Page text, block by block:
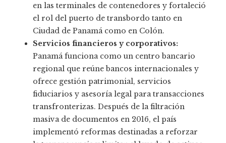
en las terminales de contenedores y fortaleció
el rol del puerto de transbordo tanto en
Ciudad de Panamá como en Colón.
Servicios financieros y corporativos:
Panamá funciona como un centro bancario
regional que reúne bancos internacionales y
ofrece gestión patrimonial, servicios
fiduciarios y asesoría legal para transacciones
transfronterizas. Después de la filtración
masiva de documentos en 2016, el país
implementó reformas destinadas a reforzar